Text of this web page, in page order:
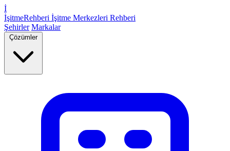
İ
İşitmeRehberi İşitme Merkezleri Rehberi
Şehirler Markalar
Çözümler